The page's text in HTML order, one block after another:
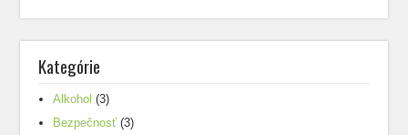
Kategórie
Alkohol (3)
Bezpečnosť (3)